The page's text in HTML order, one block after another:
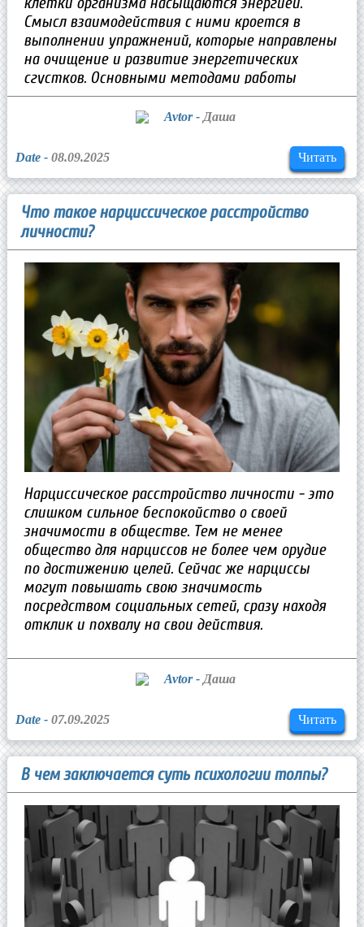
Смысл взаимодействия с ними кроется в
выполнении упражнений, которые направлены
на очищение и развитие энергетических
сгустков. Основными методами работы
является медитация и проработка каждого
центра по отдельности.
Avtor - Даша
Date - 08.09.2025 Читать
Что такое нарциссическое расстройство
личности?
Нарциссическое расстройство личности - это
слишком сильное беспокойство о своей
значимости в обществе. Тем не менее
общество для нарциссов не более чем орудие
по достижению целей. Сейчас же нарциссы
могут повышать свою значимость
посредством социальных сетей, сразу находя
отклик и похвалу на свои действия.
Avtor - Даша
Date - 07.09.2025 Читать
В чем заключается суть психологии толпы?